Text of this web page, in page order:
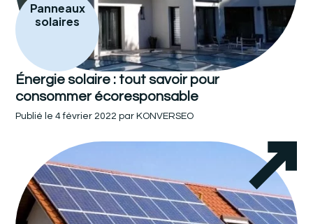
Panneaux
solaires
Énergie solaire : tout savoir pour
consommer écoresponsable
Publié le 4 février 2022 par KONVERSEO